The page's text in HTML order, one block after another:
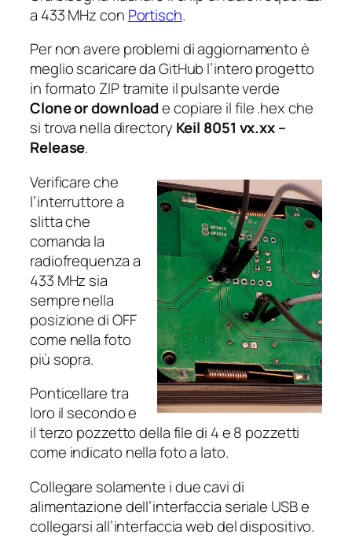
a 433 MHz con Portisch.
Per non avere problemi di aggiornamento è
meglio scaricare da GitHub l’intero progetto
in formato ZIP tramite il pulsante verde
Clone or downloade copiare il file .hex che
si trova nella directory Keil 8051 vx.xx–
Release.
Verificare che
l’interruttore a
slitta che
comanda la
radiofrequenza a
433 MHz sia
sempre nella
posizione di OFF
come nella foto
più sopra.
Ponticellare tra
loro il secondo e
il terzo pozzetto della file di 4 e 8 pozzetti
come indicato nella foto a lato.
Collegare solamente i due cavi di
alimentazione dell’interfaccia seriale USB e
collegarsi all’interfaccia web del dispositivo.